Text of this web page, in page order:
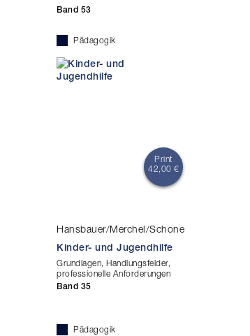
Band 53
Pädagogik
Print
42,00 €
Hansbauer/Merchel/Schone
Kinder- und Jugendhilfe
Grundlagen, Handlungsfelder,
professionelle Anforderungen
Band 35
Pädagogik